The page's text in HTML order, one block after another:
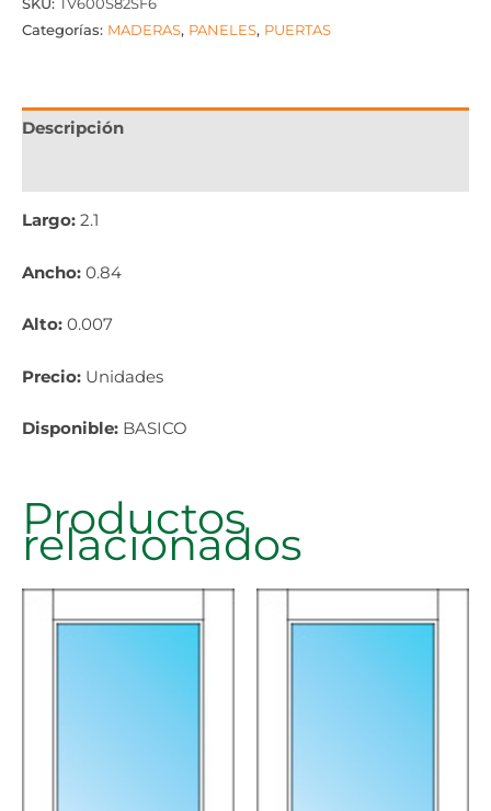
SKU: TV600S82SF6
Categorías: MADERAS, PANELES, PUERTAS
Descripción
Largo: 2.1
Ancho: 0.84
Alto: 0.007
Precio: Unidades
Disponible: BASICO
Productos
relacionados